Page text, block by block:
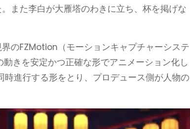
また李白が大雁塔のわきに立ち、杯を掲げな
のFZMotion（モーションキャプチャーシステ
きを安定かつ正確な形でアニメーション化し
進行する形をとり、プロデュース側が人物の